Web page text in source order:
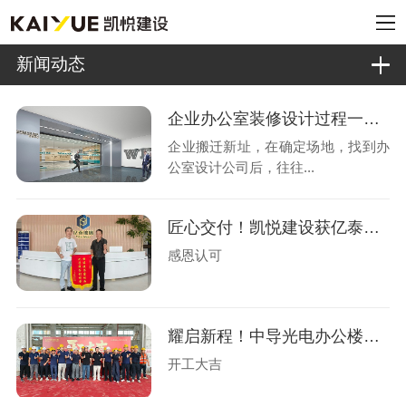
新闻动态
企业办公室装修设计过程一般有哪几个阶段?
企业搬迁新址，在确定场地，找到办
公室设计公司后，往往...
匠心交付！凯悦建设获亿泰玻璃锦旗认可
感恩认可
耀启新程！中导光电办公楼设计装修盛大开工
开工大吉